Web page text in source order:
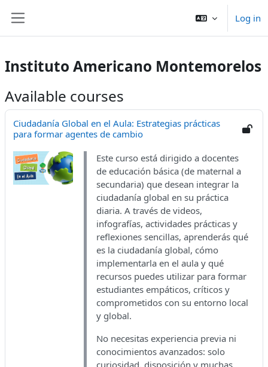
Log in
Instituto Americano Montemorelos
Available courses
Ciudadanía Global en el Aula: Estrategias prácticas
para formar agentes de cambio
Este curso está dirigido a docentes
de educación básica (de maternal a
secundaria) que desean integrar la
ciudadanía global en su práctica
diaria. A través de videos,
infografías, actividades prácticas y
reflexiones sencillas, aprenderás qué
es la ciudadanía global, cómo
implementarla en el aula y qué
recursos puedes utilizar para formar
estudiantes empáticos, críticos y
comprometidos con su entorno local
y global.
No necesitas experiencia previa ni
conocimientos avanzados: solo
curiosidad, disposición y muchas